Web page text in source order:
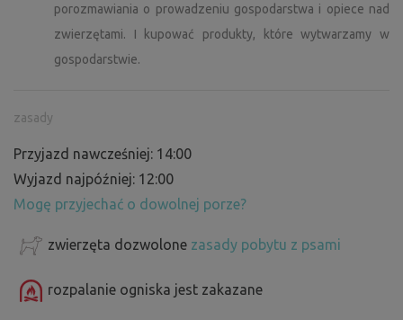
porozmawiania o prowadzeniu gospodarstwa i opiece nad
zwierzętami. I kupować produkty, które wytwarzamy w
gospodarstwie.
zasady
Przyjazd nawcześniej: 14:00
Wyjazd najpóźniej: 12:00
Mogę przyjechać o dowolnej porze?
zwierzęta dozwolone zasady pobytu z psami
rozpalanie ogniska jest zakazane